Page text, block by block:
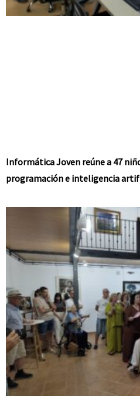
Informática Joven reúne a 47
programación e inteligencia